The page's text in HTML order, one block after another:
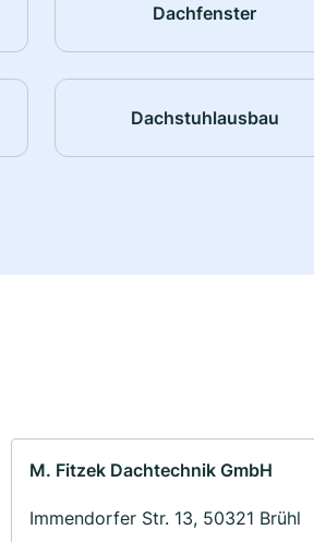
Dachfenster
Dachstuhlausbau
M. Fitzek Dachtechnik GmbH
Immendorfer Str. 13, 50321 Brühl